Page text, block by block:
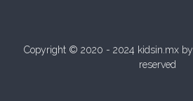
Copyright © 2020 - 2024 kidsin.mx by
reserved